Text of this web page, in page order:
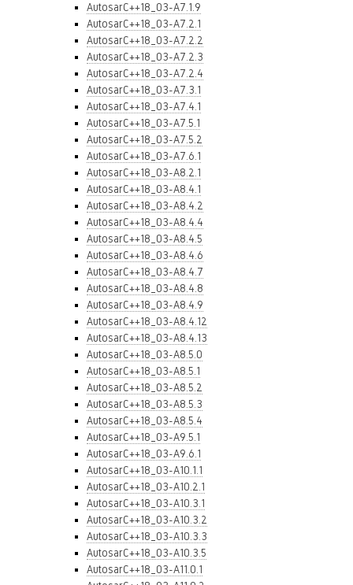
AutosarC++18_03-A7.1.9
AutosarC++18_03-A7.2.1
AutosarC++18_03-A7.2.2
AutosarC++18_03-A7.2.3
AutosarC++18_03-A7.2.4
AutosarC++18_03-A7.3.1
AutosarC++18_03-A7.4.1
AutosarC++18_03-A7.5.1
AutosarC++18_03-A7.5.2
AutosarC++18_03-A7.6.1
AutosarC++18_03-A8.2.1
AutosarC++18_03-A8.4.1
AutosarC++18_03-A8.4.2
AutosarC++18_03-A8.4.4
AutosarC++18_03-A8.4.5
AutosarC++18_03-A8.4.6
AutosarC++18_03-A8.4.7
AutosarC++18_03-A8.4.8
AutosarC++18_03-A8.4.9
AutosarC++18_03-A8.4.12
AutosarC++18_03-A8.4.13
AutosarC++18_03-A8.5.0
AutosarC++18_03-A8.5.1
AutosarC++18_03-A8.5.2
AutosarC++18_03-A8.5.3
AutosarC++18_03-A8.5.4
AutosarC++18_03-A9.5.1
AutosarC++18_03-A9.6.1
AutosarC++18_03-A10.1.1
AutosarC++18_03-A10.2.1
AutosarC++18_03-A10.3.1
AutosarC++18_03-A10.3.2
AutosarC++18_03-A10.3.3
AutosarC++18_03-A10.3.5
AutosarC++18_03-A11.0.1